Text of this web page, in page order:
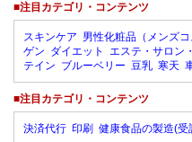
■注目カテゴリ・コンテンツ
スキンケア 男性化粧品（メンズコ
ゲン ダイエット エステ・サロン
テイン ブルーベリー 豆乳 寒天
■注目カテゴリ・コンテンツ
決済代行 印刷 健康食品の製造(受